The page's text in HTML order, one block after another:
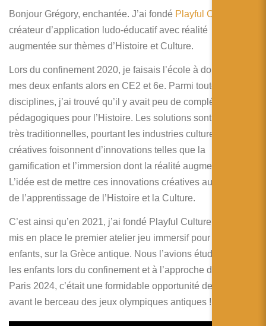
Bonjour Grégory, enchantée. J’ai fondé Playful Culture
créateur d’application ludo-éducatif avec réalité
augmentée sur thèmes d’Histoire et Culture.
Lors du confinement 2020, je faisais l’école à domicile à
mes deux enfants alors en CE2 et 6e. Parmi toutes les
disciplines, j’ai trouvé qu’il y avait peu de compléments
pédagogiques pour l’Histoire. Les solutions sont restées
très traditionnelles, pourtant les industries culturelles et
créatives foisonnent d’innovations telles que la
gamification et l’immersion dont la réalité augmentée.
L’idée est de mettre ces innovations créatives au service
de l’apprentissage de l’Histoire et la Culture.
C’est ainsi qu’en 2021, j’ai fondé Playful Culture et que j’ai
mis en place le premier atelier jeu immersif pour les
enfants, sur la Grèce antique. Nous l’avions étudié avec
les enfants lors du confinement et à l’approche des J.O.
Paris 2024, c’était une formidable opportunité de mettre en
avant le berceau des jeux olympiques antiques !